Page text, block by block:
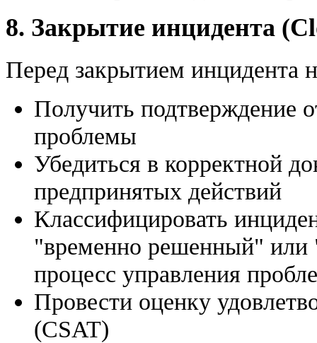
8. Закрытие инцидента
Перед закрытием инцидента
Получить подтверждение
проблемы
Убедиться в корректной
предпринятых действий
Классифицировать
"временно решенный" или
процесс управления
Провести оценку
(CSAT)